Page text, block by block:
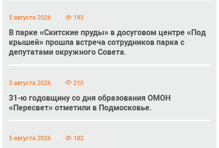
5 августа 2026 193
В парке «Скитские пруды» в досуговом центре «Под
крышей» прошла встреча сотрудников парка с
депутатами окружного Совета.
5 августа 2026 210
31-ю годовщину со дня образования ОМОН
«Пересвет» отметили в Подмосковье.
5 августа 2026 182